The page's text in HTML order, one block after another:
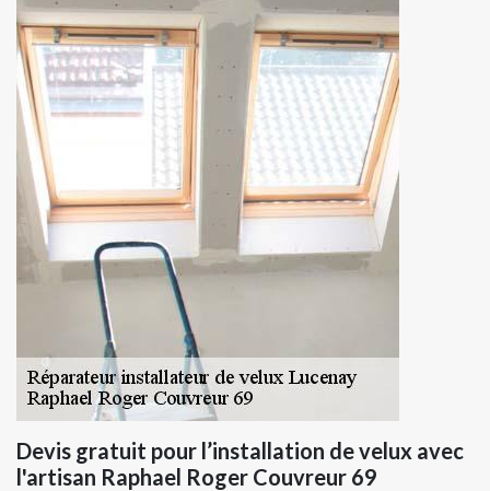
Devis gratuit pour l’installation de velux avec
l'artisan Raphael Roger Couvreur 69